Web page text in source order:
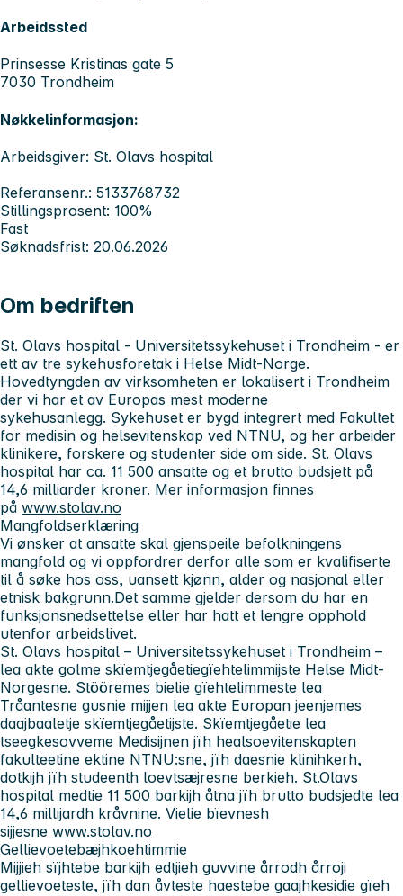
Arbeidssted
Prinsesse Kristinas gate 5
7030 Trondheim
Nøkkelinformasjon:
Arbeidsgiver: St. Olavs hospital
Referansenr.: 5133768732
Stillingsprosent: 100%
Fast
Søknadsfrist: 20.06.2026
Om bedriften
St. Olavs hospital - Universitetssykehuset i Trondheim - er
ett av tre sykehusforetak i Helse Midt-Norge.
Hovedtyngden av virksomheten er lokalisert i Trondheim
der vi har et av Europas mest moderne
sykehusanlegg. Sykehuset er bygd integrert med Fakultet
for medisin og helsevitenskap ved NTNU, og her arbeider
klinikere, forskere og studenter side om side. St. Olavs
hospital har ca. 11 500 ansatte og et brutto budsjett på
14,6 milliarder kroner. Mer informasjon finnes
på www.stolav.no
Mangfoldserklæring
Vi ønsker at ansatte skal gjenspeile befolkningens
mangfold og vi oppfordrer derfor alle som er kvalifiserte
til å søke hos oss, uansett kjønn, alder og nasjonal eller
etnisk bakgrunn.Det samme gjelder dersom du har en
funksjonsnedsettelse eller har hatt et lengre opphold
utenfor arbeidslivet.
St. Olavs hospital – Universitetssykehuset i Trondheim –
lea akte golme skïemtjegåetiegïehtelimmijste Helse Midt-
Norgesne. Stööremes bielie gïehtelimmeste lea
Tråantesne gusnie mijjen lea akte Europan jeenjemes
daajbaaletje skïemtjegåetijste. Skïemtjegåetie lea
tseegkesovveme Medisijnen jïh healsoevitenskapten
fakulteetine ektine NTNU:sne, jïh daesnie klinihkerh,
dotkijh jïh studeenth loevtsæjresne berkieh. St.Olavs
hospital medtie 11 500 barkijh åtna jïh brutto budsjedte lea
14,6 millijardh kråvnine. Vielie bïevnesh
sijjesne www.stolav.no
Gellievoetebæjhkoehtimmie
Mijjieh sïjhtebe barkijh edtjieh guvvine årrodh årroji
gellievoeteste, jïh dan åvteste haestebe gaajhkesidie gïeh